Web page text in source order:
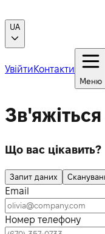
UA
Увійти Контакти
Меню
Що вас цікавить?
Запит даних
Email
Номер телефону